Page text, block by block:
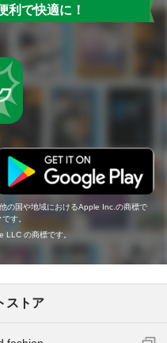
利で快適に！
の国や地域におけるApple Inc.の商標で
す。
の商標です。
ストア